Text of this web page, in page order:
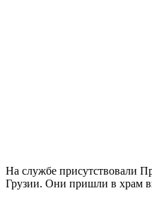
На службе присутствовали
Грузии. Они пришли в храм